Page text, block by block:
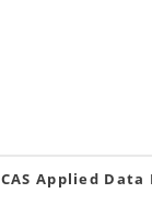
CAS Applied